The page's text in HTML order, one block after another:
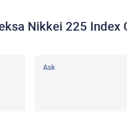
Nikkei 225 Index
Ask